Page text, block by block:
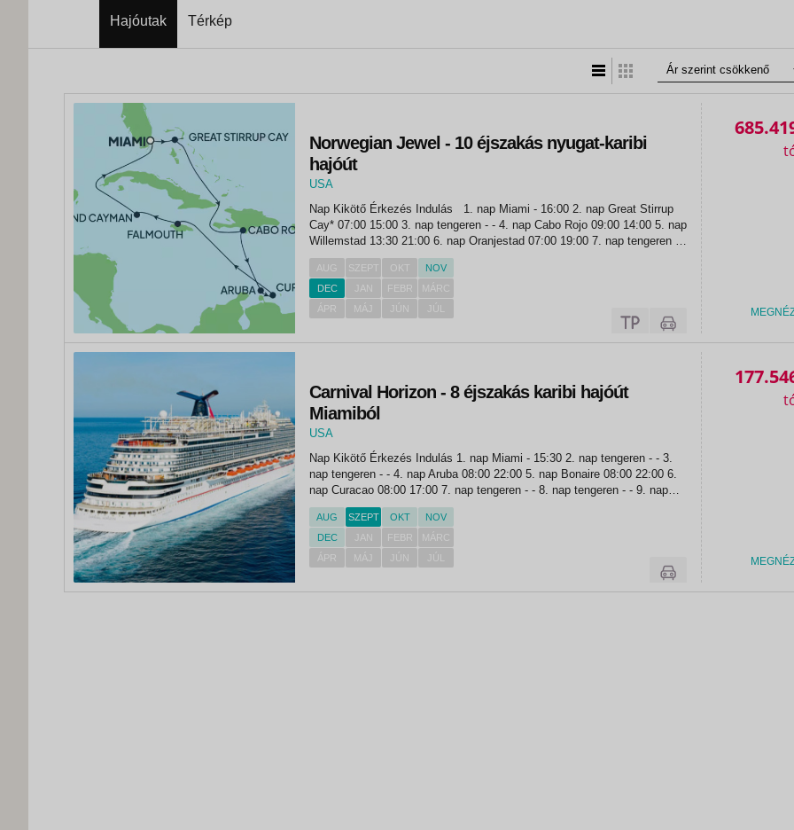
Hajóutak Térkép
«
Norwegian Jewel - 10 éjszakás nyugat-karibi
hajóút
USA
Miami
Nap Kikötő Érkezés Indulás 1. nap Miami - 16:00 2. nap Great Stirrup
Cay* 07:00 15:00 3. nap tengeren - - 4. nap Cabo Rojo 09:00 14:00 5. nap
Willemstad 13:30 21:00 6. nap Oranjestad 07:00 19:00 7. nap tengeren - -
8. nap...
AUG SZEPT OKT
NOV
DEC
JAN FEBR
MÁRC
ÁPR
MÁJ JÚN JÚL
Carnival Horizon - 8 éjszakás karibi hajóút
Miamiból
USA
Miami
Nap Kikötő Érkezés Indulás 1. nap Miami - 15:30 2. nap tengeren - - 3.
nap tengeren - - 4. nap Aruba 08:00 22:00 5. nap Bonaire 08:00 22:00 6.
nap Curacao 08:00 17:00 7. nap tengeren - - 8. nap tengeren - - 9. nap
Miami...
AUG SZEPT OKT
NOV
DEC
JAN FEBR
MÁRC
ÁPR
MÁJ JÚN JÚL